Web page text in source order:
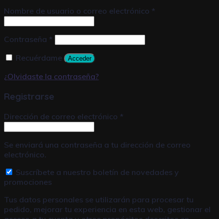
Nombre de usuario o correo electrónico *
Contraseña *
Recuérdame
Acceder
¿Olvidaste la contraseña?
Registrarse
Dirección de correo electrónico *
Se enviará una contraseña a tu dirección de correo
electrónico.
Suscríbete a nuestro boletín de novedades y
promociones
Tus datos personales se utilizarán para procesar tu
pedido, mejorar tu experiencia en esta web, gestionar el